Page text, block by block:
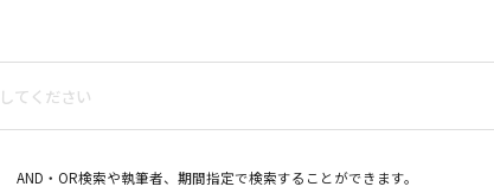
AND・OR検索や執筆者、期間指定で検索することができます。